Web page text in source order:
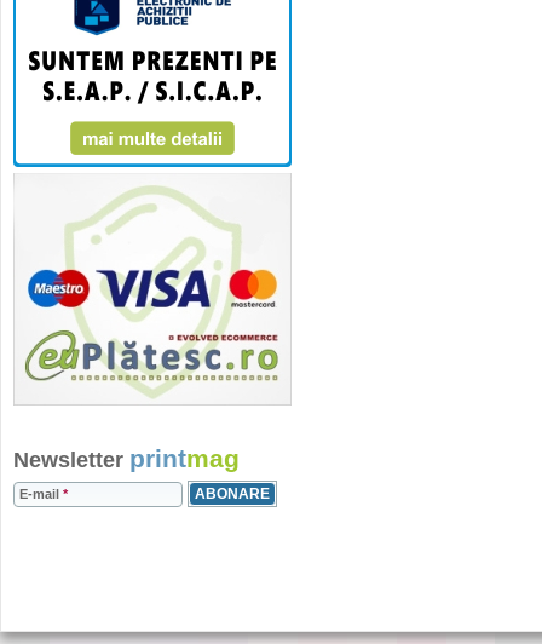
Newsletter printmag
E-mail *